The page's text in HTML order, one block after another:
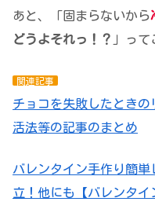
あと、「固まらないから
どうよそれっ！？ 」っ
関連記事
チョコを失敗したとき
活法等の記事のまとめ
バレンタイン手作り簡
立！他にも【バレンタイ